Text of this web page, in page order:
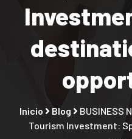
Inicio Blog
BUSINESS
Tourism Investment: